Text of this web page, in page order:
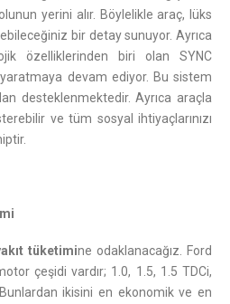
yerini alır. Böylelikle araç, lüks
bir detay sunuyor. Ayrıca
özelliklerinden biri olan SYNC
devam ediyor. Bu sistem
desteklenmektedir. Ayrıca araçla
ve tüm sosyal ihtiyaçlarınızı
tüketimine odaklanacağız. Ford
çeşidi vardır; 1.0, 1.5, 1.5 TDCi,
ikisini en ekonomik ve en